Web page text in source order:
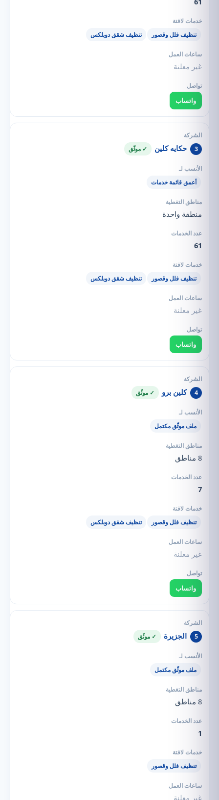
تنظيف فلل وقصور تنظيف شقق دوبلكس
غير معلنة
واتساب
3 حكايه كلين ✓ موثّق
أعمق قائمة خدمات
منطقة واحدة
61
تنظيف فلل وقصور تنظيف شقق دوبلكس
غير معلنة
واتساب
4 كلين برو ✓ موثّق
ملف موثّق مكتمل
8 مناطق
7
تنظيف فلل وقصور تنظيف شقق دوبلكس
غير معلنة
واتساب
5 الجزيرة ✓ موثّق
ملف موثّق مكتمل
8 مناطق
1
تنظيف فلل وقصور
غير معلنة